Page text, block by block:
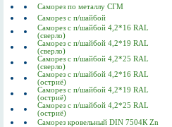
Саморез по металлу СГМ
Саморез с п/шайбой
Саморез с п/шайбой 4,2*16 RAL
(сверло)
Саморез с п/шайбой 4,2*19 RAL
(сверло)
Саморез с п/шайбой 4,2*25 RAL
(сверло)
Саморез с п/шайбой 4,2*16 RAL
(остриё)
Саморез с п/шайбой 4,2*19 RAL
(остриё)
Саморез с п/шайбой 4,2*25 RAL
(остриё)
Саморез кровельный DIN 7504К Zn